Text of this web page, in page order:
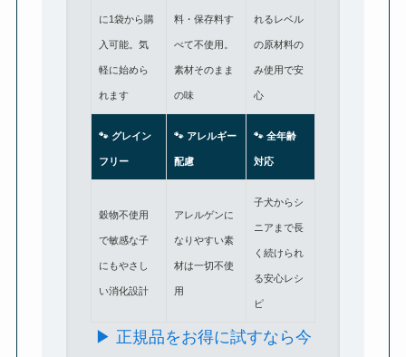
に1袋から購
入可能。気
軽に始めら
れます
料・保存料す
べて不使用。
素材そのまま
の味
れるレベル
の原材料の
み使用で安
心
🐾 グレイン
フリー
🐾 アレルギー
配慮
🐾全年齢
対応
穀物不使用
で敏感な子
にもやさし
い消化設計
アレルゲンに
なりやすい素
材は一切不使
用
子犬からシ
ニアまで長
く続けられ
る安心レシ
ピ
▶ 正規品をお得に試すなら今